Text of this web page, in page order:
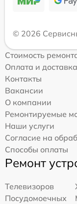
© 2026
Стоимость
Оплата и доставка
Контакты
Вакансии
О компании
Ремонтируемые
Наши услуги
Согласие на
Способы оплаты
Ремонт
Телевизоров
Посудомоечных